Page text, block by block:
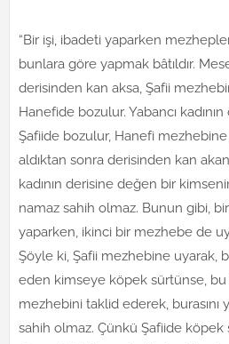
“Bir işi, ibadeti yaparken
bunlara göre yapmak bâtıldır.
derisinden kan aksa, Şafii
Hanefide bozulur. Yabancı
Şafiide bozulur, Hanefi
aldıktan sonra derisinden kan
kadının derisine değen bir
namaz sahih olmaz. Bunun gibi,
yaparken, ikinci bir mezhebe de
Şöyle ki, Şafii mezhebine uyarak,
eden kimseye köpek sürtünse,
mezhebini taklid ederek, burasını
sahih olmaz. Çünkü Şafiide köpek